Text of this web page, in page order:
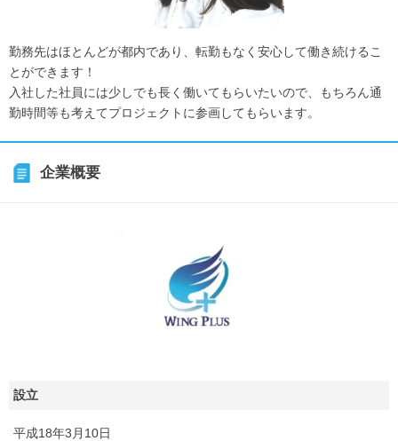
勤務先はほとんどが都内であり、転勤もなく安心して働き続けるこ
とができます！
入社した社員には少しでも長く働いてもらいたいので、もちろん通
勤時間等も考えてプロジェクトに参画してもらいます。
企業概要
設立
平成18年3月10日